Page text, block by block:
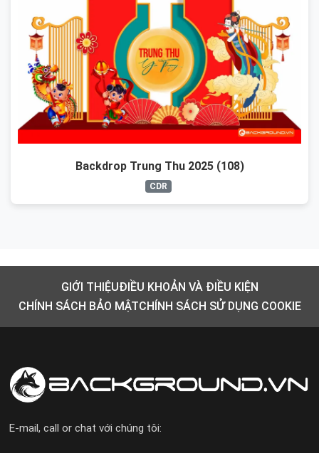
Backdrop Trung Thu 2025 (108)
CDR
GIỚI THIỆUĐIỀU KHOẢN VÀ ĐIỀU KIỆN
CHÍNH SÁCH BẢO MẬTCHÍNH SÁCH SỬ DỤNG COOKIE
E-mail, call or chat với chúng tôi: